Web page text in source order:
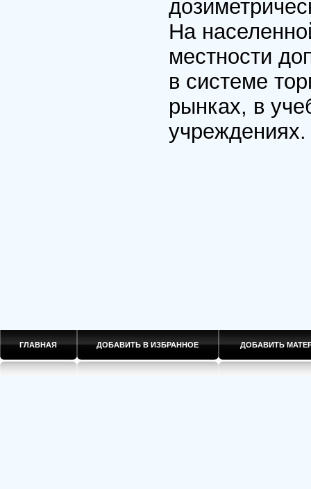
На
местности
в системе
рынках, в
учреждениях.
ГЛАВНАЯ ДОБАВИТЬ В ИЗБРАННОЕ ДОБАВИТЬ